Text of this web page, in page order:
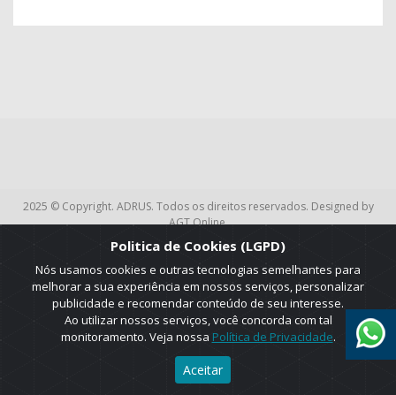
2025 © Copyright. ADRUS. Todos os direitos reservados. Designed by
AGT Online.
Politica de Cookies (LGPD)
Nós usamos cookies e outras tecnologias semelhantes para
melhorar a sua experiência em nossos serviços, personalizar
publicidade e recomendar conteúdo de seu interesse.
Ao utilizar nossos serviços, você concorda com tal
monitoramento. Veja nossa Política de Privacidade.
Aceitar